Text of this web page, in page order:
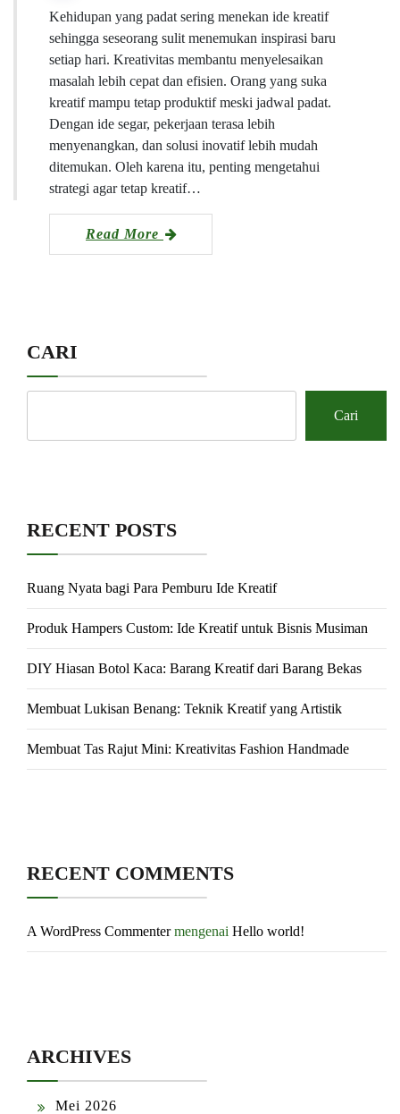
Kehidupan yang padat sering menekan ide kreatif
sehingga seseorang sulit menemukan inspirasi baru
setiap hari. Kreativitas membantu menyelesaikan
masalah lebih cepat dan efisien. Orang yang suka
kreatif mampu tetap produktif meski jadwal padat.
Dengan ide segar, pekerjaan terasa lebih
menyenangkan, dan solusi inovatif lebih mudah
ditemukan. Oleh karena itu, penting mengetahui
strategi agar tetap kreatif…
Read More
CARI
Cari
RECENT POSTS
Ruang Nyata bagi Para Pemburu Ide Kreatif
Produk Hampers Custom: Ide Kreatif untuk Bisnis Musiman
DIY Hiasan Botol Kaca: Barang Kreatif dari Barang Bekas
Membuat Lukisan Benang: Teknik Kreatif yang Artistik
Membuat Tas Rajut Mini: Kreativitas Fashion Handmade
RECENT COMMENTS
A WordPress Commentermengenai Hello world!
ARCHIVES
Mei 2026